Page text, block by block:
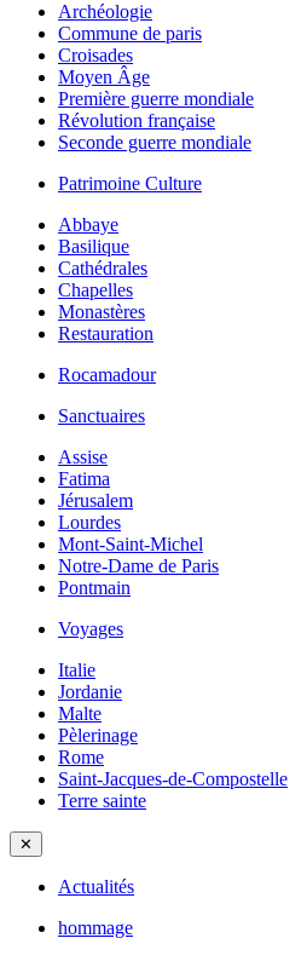
Archéologie
Commune de paris
Croisades
Moyen Âge
Première guerre mondiale
Révolution française
Seconde guerre mondiale
Patrimoine Culture
Abbaye
Basilique
Cathédrales
Chapelles
Monastères
Restauration
Rocamadour
Sanctuaires
Assise
Fatima
Jérusalem
Lourdes
Mont-Saint-Michel
Notre-Dame de Paris
Pontmain
Voyages
Italie
Jordanie
Malte
Pèlerinage
Rome
Saint-Jacques-de-Compostelle
Terre sainte
✕
Actualités
hommage